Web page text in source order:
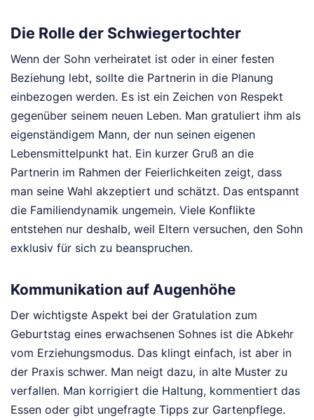
Die Rolle der Schwiegertochter
Wenn der Sohn verheiratet ist oder in einer festen
Beziehung lebt, sollte die Partnerin in die Planung
einbezogen werden. Es ist ein Zeichen von Respekt
gegenüber seinem neuen Leben. Man gratuliert ihm als
eigenständigem Mann, der nun seinen eigenen
Lebensmittelpunkt hat. Ein kurzer Gruß an die
Partnerin im Rahmen der Feierlichkeiten zeigt, dass
man seine Wahl akzeptiert und schätzt. Das entspannt
die Familiendynamik ungemein. Viele Konflikte
entstehen nur deshalb, weil Eltern versuchen, den Sohn
exklusiv für sich zu beanspruchen.
Kommunikation auf Augenhöhe
Der wichtigste Aspekt bei der Gratulation zum
Geburtstag eines erwachsenen Sohnes ist die Abkehr
vom Erziehungsmodus. Das klingt einfach, ist aber in
der Praxis schwer. Man neigt dazu, in alte Muster zu
verfallen. Man korrigiert die Haltung, kommentiert das
Essen oder gibt ungefragte Tipps zur Gartenpflege.